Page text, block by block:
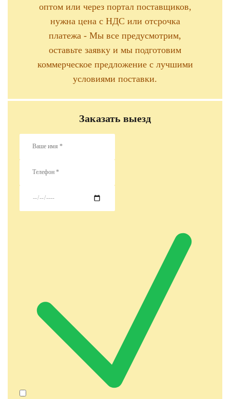
оптом или через портал поставщиков,
нужна цена с НДС или отсрочка
платежа - Мы все предусмотрим,
оставьте заявку и мы подготовим
коммерческое предложение с лучшими
условиями поставки.
Заказать выезд